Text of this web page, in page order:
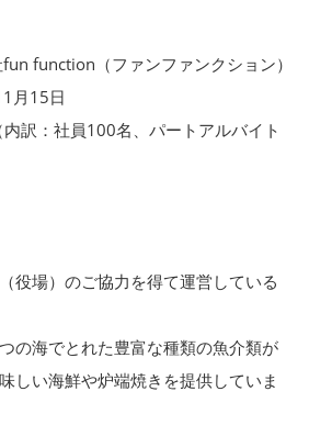
（ファンファンクション）
15日
訳：社員100名、パートアルバイト
役場）のご協力を得て運営している
の海でとれた豊富な種類の魚介類が
しい海鮮や炉端焼きを提供していま